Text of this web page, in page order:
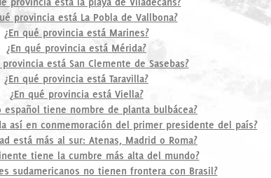
provincia está La Pobla de Vallbona?
¿En qué provincia está Marines?
¿En qué provincia está Mérida?
provincia está San Clemente de Sasebas?
¿En qué provincia está Taravilla?
¿En qué provincia está Viella?
español tiene nombre de planta bulbácea?
así en conmemoración del primer presidente del país?
está más al sur: Atenas, Madrid o Roma?
tiene la cumbre más alta del mundo?
sudamericanos no tienen frontera con Brasil?